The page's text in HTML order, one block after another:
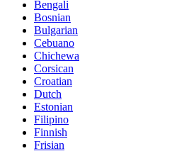
Bengali
Bosnian
Bulgarian
Cebuano
Chichewa
Corsican
Croatian
Dutch
Estonian
Filipino
Finnish
Frisian